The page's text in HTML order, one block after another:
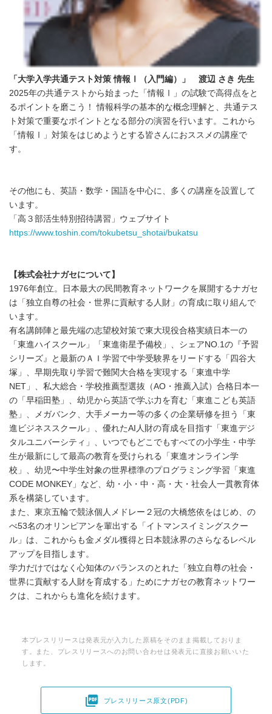
「大学入学共通テスト対策 情報Ⅰ（入門編）」 渡辺 さき 先生
2025年の共通テストから始まった「情報Ⅰ」の試験で高得点をと
るポイントを磨こう！ 情報科学の基本的な概念理解と、共通テス
ト対策で重要なポイントとなる部分の演習を行います。これから
「情報Ⅰ」対策をはじめようとする皆さんにおススメの講座で
す。
その他にも、英語・数学・国語を中心に、多くの講座を設置して
います。
「高３部活生特別招待講習」ウェブサイト
https://www.toshin.com/tokubetsu_shotai/bukatsu
【株式会社ナガセについて】
1976年創立。日本最大の民間教育ネットワークを展開するナガセ
は「独立自尊の社会・世界に貢献する人財」の育成に取り組んで
います。
有名講師陣と最先端の志望校対策で東大現役合格実績日本一の
「東進ハイスクール」「東進衛星予備校」、シェアNO.1の『予習
シリーズ』と最新のＡＩ学習で中学受験界をリードする「四谷大
塚」、早期先取り学習で難関大合格を実現する「東進中学
NET」、私大総合・学校推薦型選抜（AO・推薦入試）合格日本一
の「早稲田塾」、幼児から英語で学ぶ力を育む「東進こども英語
塾」、メガバンク、大手メーカー等の多くの企業研修を担う「東
進ビジネススクール」、優れたAI人財の育成を目指す「東進デジ
タルユニバーシティ」、いつでもどこでもすべての小学生・中学
生が最新にして最高の教育を受けられる「東進オンライン学
校」、幼児〜中学生対象の世界標準のプログラミング学習「東進
CODE MONKEY」など、幼・小・中・高・大・社会人一貫教育体
系を構築しています。
また、東京五輪で競泳個人メドレー２冠の大橋悠依をはじめ、の
べ53名のオリンピアンを輩出する「イトマンスイミングスクー
ル」は、これからも金メダル獲得と日本競泳界のさらなるレベル
アップを目指します。
学力だけではなく心知体のバランスのとれた「独立自尊の社会・
世界に貢献する人財を育成する」ためにナガセの教育ネットワー
クは、これからも進化を続けます。
本プレスリリースは発表元が入力した原稿をそのまま掲載しておりま
す。また、プレスリリースへのお問い合わせは発表元に直接お願いいた
します。
 プレスリリース原文(PDF)
English